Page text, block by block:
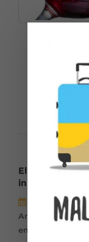
blanco de
El vino
innovación
Ana Pérez
Andalucía,
entradas